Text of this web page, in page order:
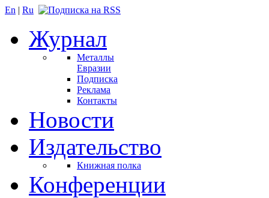
En | Ru
Журнал
Металлы
Евразии
Подписка
Реклама
Контакты
Новости
Издательство
Книжная полка
Конференции